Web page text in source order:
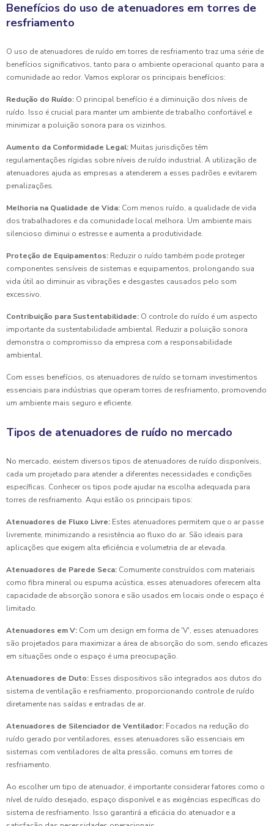
Benefícios do uso de atenuadores em torres de
resfriamento
O uso de atenuadores de ruído em torres de resfriamento traz uma série de
benefícios significativos, tanto para o ambiente operacional quanto para a
comunidade ao redor. Vamos explorar os principais benefícios:
Redução do Ruído: O principal benefício é a diminuição dos níveis de
ruído. Isso é crucial para manter um ambiente de trabalho confortável e
minimizar a poluição sonora para os vizinhos.
Aumento da Conformidade Legal: Muitas jurisdições têm
regulamentações rígidas sobre níveis de ruído industrial. A utilização de
atenuadores ajuda as empresas a atenderem a esses padrões e evitarem
penalizações.
Melhoria na Qualidade de Vida: Com menos ruído, a qualidade de vida
dos trabalhadores e da comunidade local melhora. Um ambiente mais
silencioso diminui o estresse e aumenta a produtividade.
Proteção de Equipamentos: Reduzir o ruído também pode proteger
componentes sensíveis de sistemas e equipamentos, prolongando sua
vida útil ao diminuir as vibrações e desgastes causados pelo som
excessivo.
Contribuição para Sustentabilidade: O controle do ruído é um aspecto
importante da sustentabilidade ambiental. Reduzir a poluição sonora
demonstra o compromisso da empresa com a responsabilidade
ambiental.
Com esses benefícios, os atenuadores de ruído se tornam investimentos
essenciais para indústrias que operam torres de resfriamento, promovendo
um ambiente mais seguro e eficiente.
Tipos de atenuadores de ruído no mercado
No mercado, existem diversos tipos de atenuadores de ruído disponíveis,
cada um projetado para atender a diferentes necessidades e condições
específicas. Conhecer os tipos pode ajudar na escolha adequada para
torres de resfriamento. Aqui estão os principais tipos:
Atenuadores de Fluxo Livre: Estes atenuadores permitem que o ar passe
livremente, minimizando a resistência ao fluxo do ar. São ideais para
aplicações que exigem alta eficiência e volumetria de ar elevada.
Atenuadores de Parede Seca: Comumente construídos com materiais
como fibra mineral ou espuma acústica, esses atenuadores oferecem alta
capacidade de absorção sonora e são usados em locais onde o espaço é
limitado.
Atenuadores em V: Com um design em forma de 'V', esses atenuadores
são projetados para maximizar a área de absorção do som, sendo eficazes
em situações onde o espaço é uma preocupação.
Atenuadores de Duto: Esses dispositivos são integrados aos dutos do
sistema de ventilação e resfriamento, proporcionando controle de ruído
diretamente nas saídas e entradas de ar.
Atenuadores de Silenciador de Ventilador: Focados na redução do
ruído gerado por ventiladores, esses atenuadores são essenciais em
sistemas com ventiladores de alta pressão, comuns em torres de
resfriamento.
Ao escolher um tipo de atenuador, é importante considerar fatores como o
nível de ruído desejado, espaço disponível e as exigências específicas do
sistema de resfriamento. Isso garantirá a eficácia do atenuador e a